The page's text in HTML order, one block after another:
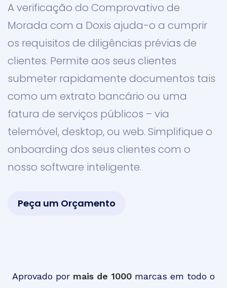
A verificação do Comprovativo de
Morada com a Doxis ajuda-o a cumprir
os requisitos de diligências prévias de
clientes. Permite aos seus clientes
submeter rapidamente documentos tais
como um extrato bancário ou uma
fatura de serviços públicos – via
telemóvel, desktop, ou web. Simplifique o
onboarding dos seus clientes com o
nosso software inteligente.
Peça um Orçamento
Aprovado por mais de 1000 marcas em todo o